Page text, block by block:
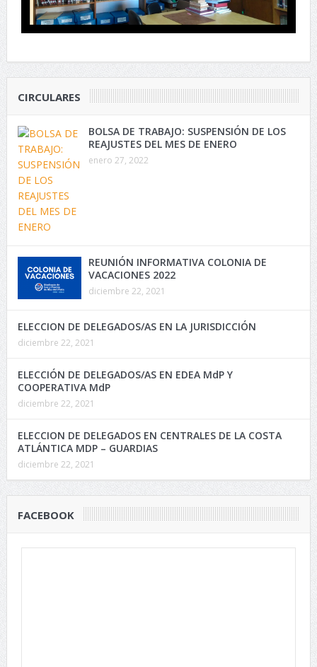
CIRCULARES
BOLSA DE TRABAJO: SUSPENSIÓN DE LOS
REAJUSTES DEL MES DE ENERO
enero 27, 2022
REUNIÓN INFORMATIVA COLONIA DE
VACACIONES 2022
diciembre 22, 2021
ELECCION DE DELEGADOS/AS EN LA JURISDICCIÓN
diciembre 22, 2021
ELECCIÓN DE DELEGADOS/AS EN EDEA MdP Y
COOPERATIVA MdP
diciembre 22, 2021
ELECCION DE DELEGADOS EN CENTRALES DE LA COSTA
ATLÁNTICA MDP – GUARDIAS
diciembre 22, 2021
FACEBOOK